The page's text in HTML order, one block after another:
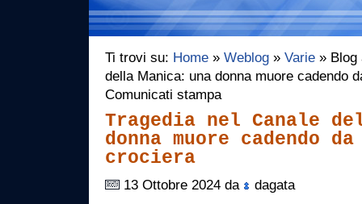
Ti trovi su: Home » Weblog » Varie » Blog
della Manica: una donna muore cadendo
Comunicati stampa
Tragedia nel Canale
donna muore cadendo
crociera
13 Ottobre 2024 da dagata